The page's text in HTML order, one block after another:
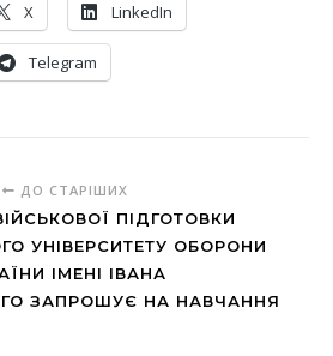
X LinkedIn
Telegram
ДО СТАРІШИХ
ПІДГОТОВКИ
УНІВЕРСИТЕТУ ОБОРОНИ
ІМЕНІ ІВАНА
ЗАПРОШУЄ НА НАВЧАННЯ